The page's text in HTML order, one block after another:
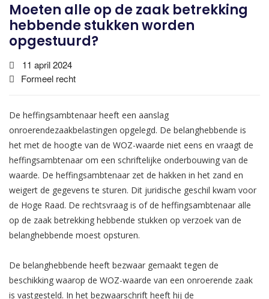
Moeten alle op de zaak betrekking
hebbende stukken worden
opgestuurd?
11 april 2024
Formeel recht
De heffingsambtenaar heeft een aanslag
onroerendezaakbelastingen opgelegd. De belanghebbende is
het met de hoogte van de WOZ-waarde niet eens en vraagt de
heffingsambtenaar om een schriftelijke onderbouwing van de
waarde. De heffingsambtenaar zet de hakken in het zand en
weigert de gegevens te sturen. Dit juridische geschil kwam voor
de Hoge Raad. De rechtsvraag is of de heffingsambtenaar alle
op de zaak betrekking hebbende stukken op verzoek van de
belanghebbende moest opsturen.
De belanghebbende heeft bezwaar gemaakt tegen de
beschikking waarop de WOZ-waarde van een onroerende zaak
is vastgesteld. In het bezwaarschrift heeft hij de